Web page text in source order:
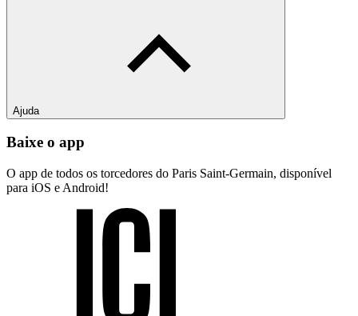
Ajuda
Baixe o app
O app de todos os torcedores do Paris Saint-Germain, disponível
para iOS e Android!